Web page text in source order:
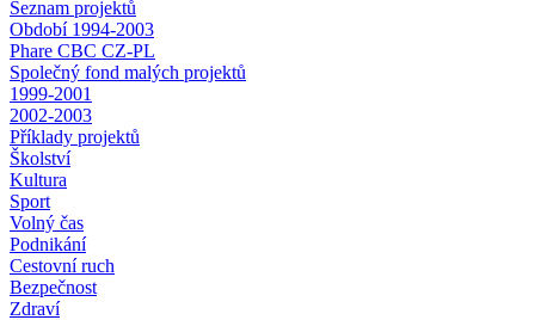
Seznam projektů
Období 1994-2003
Phare CBC CZ-PL
Společný fond malých projektů
1999-2001
2002-2003
Příklady projektů
Školství
Kultura
Sport
Volný čas
Podnikání
Cestovní ruch
Bezpečnost
Zdraví